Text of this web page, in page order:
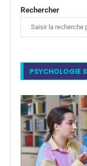
Rechercher
PSYCHOLOGIE